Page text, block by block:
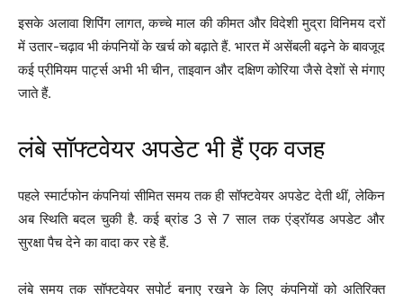
इसके अलावा शिपिंग लागत, कच्चे माल की कीमत और विदेशी मुद्रा विनिमय दरों
में उतार-चढ़ाव भी कंपनियों के खर्च को बढ़ाते हैं. भारत में असेंबली बढ़ने के बावजूद
कई प्रीमियम पार्ट्स अभी भी चीन, ताइवान और दक्षिण कोरिया जैसे देशों से मंगाए
जाते हैं.
लंबे सॉफ्टवेयर अपडेट भी हैं एक वजह
पहले स्मार्टफोन कंपनियां सीमित समय तक ही सॉफ्टवेयर अपडेट देती थीं, लेकिन
अब स्थिति बदल चुकी है. कई ब्रांड 3 से 7 साल तक एंड्रॉयड अपडेट और
सुरक्षा पैच देने का वादा कर रहे हैं.
लंबे समय तक सॉफ्टवेयर सपोर्ट बनाए रखने के लिए कंपनियों को अतिरिक्त